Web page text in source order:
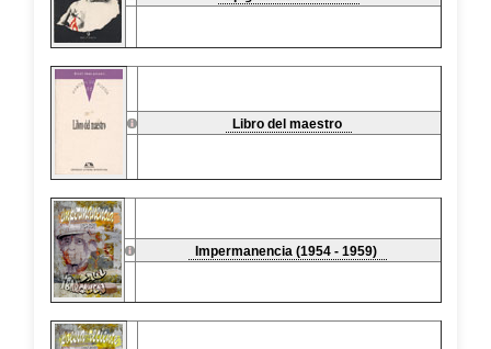
Libro del maestro
Impermanencia (1954 - 1959)